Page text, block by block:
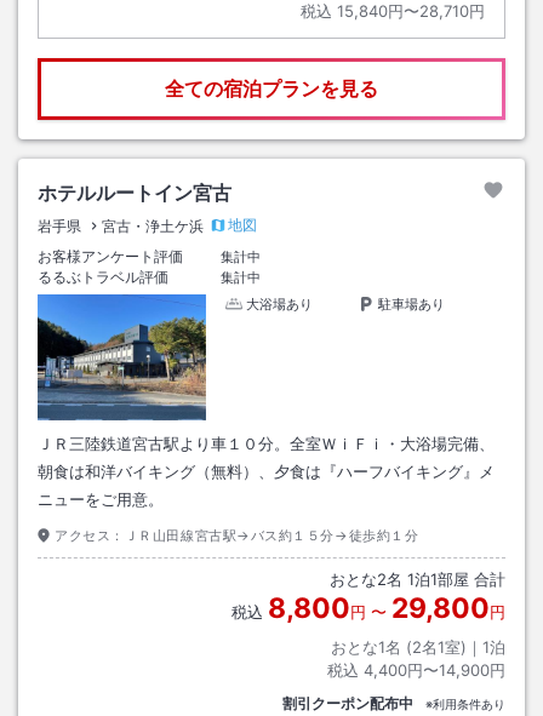
税込 15,840円〜28,710円
全ての宿泊プランを見る
ホテルルートイン宮古
岩手県 宮古・浄土ケ浜
地図
お客様アンケート評価
集計中
るるぶトラベル評価
集計中
大浴場あり
駐車場あり
ＪＲ三陸鉄道宮古駅より車１０分。全室ＷｉＦｉ・大浴場完備、
朝食は和洋バイキング（無料）、夕食は『ハーフバイキング』メ
ニューをご用意。
アクセス： ＪＲ山田線宮古駅→バス約１５分→徒歩約１分
おとな2名 1泊1部屋 合計
税込 8,800円 〜 29,800円
おとな1名 (2名1室)｜ 1泊
税込 4,400円〜14,900円
割引クーポン配布中 ※利用条件あり